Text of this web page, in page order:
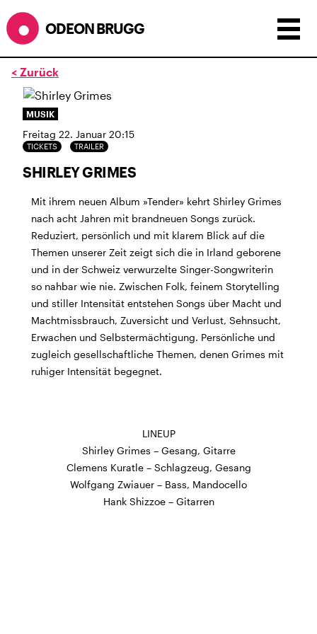
ODEON BRUGG
Anzeigen als:
ÖFFNUNGSZEITEN
1.8.)
Barbetrieb im Geissenschachen ab 18 Uhr bis
Filmbeginn (Fr+Sa bis 1 Uhr)
Küche ab 18 bis 20.45 Uhr
Filmstart um 21.30 Uhr
Mittwoch geschlossen
SOMMERÖFFNUNGSZEITEN
CINEMA
2.7. bis 1.9. geschlossen
BÜHNE
2.7. bis 3.9. geschlossen
ZMITTAG 2.7. bis 9.8. geschlossen
BAR+BISTRO
10.7. bis 1.8. findet ihr unsere Bar ab 18
STADTFEST BRUGG
während demStadtfest Brugg, 20. bis 30. August,
bleibt das Haus jeweils von Freitag Abend bis Montag
Morgen geschlossen
< Zurück
MUSIK
Freitag 22. Januar 20:15
TICKETS TRAILER
SHIRLEY GRIMES
Mit ihrem neuen Album »Tender» kehrt Shirley Grimes
nach acht Jahren mit brandneuen Songs zurück.
Reduziert, persönlich und mit klarem Blick auf die
Themen unserer Zeit zeigt sich die in Irland geborene
und in der Schweiz verwurzelte Singer-Songwriterin
so nahbar wie nie. Zwischen Folk, feinem Storytelling
und stiller Intensität entstehen Songs über Macht und
Machtmissbrauch, Zuversicht und Verlust, Sehnsucht,
Erwachen und Selbstermächtigung. Persönliche und
zugleich gesellschaftliche Themen, denen Grimes mit
ruhiger Intensität begegnet.
LINEUP
Shirley Grimes – Gesang, Gitarre
Clemens Kuratle – Schlagzeug, Gesang
Wolfgang Zwiauer – Bass, Mandocello
Hank Shizzoe – Gitarren